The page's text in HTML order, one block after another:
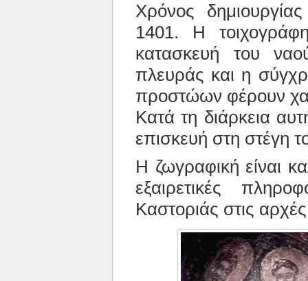
Χρόνος
1401. Η
κατασκευή του
πλευράς και η
προστώων φέρουν
Κατά τη διάρκεια
επισκευή στη στέγη
Η ζωγραφική είναι
εξαιρετικές
Καστοριάς στις